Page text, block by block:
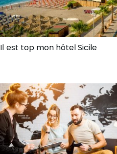
Il est top mon hôtel Sicile